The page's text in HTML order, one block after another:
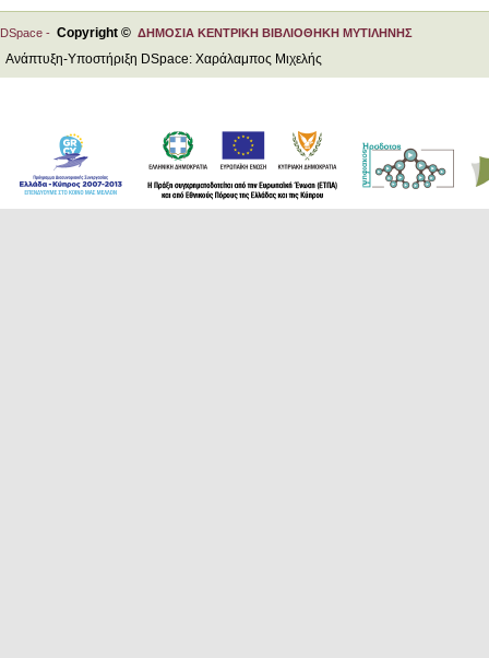
DSpace - Copyright © ΔΗΜΟΣΙΑ ΚΕΝΤΡΙΚΗ ΒΙΒΛΙΟΘΗΚΗ ΜΥΤΙΛΗΝΗΣ
Ανάπτυξη-Υποστήριξη DSpace: Χαράλαμπος Μιχελής